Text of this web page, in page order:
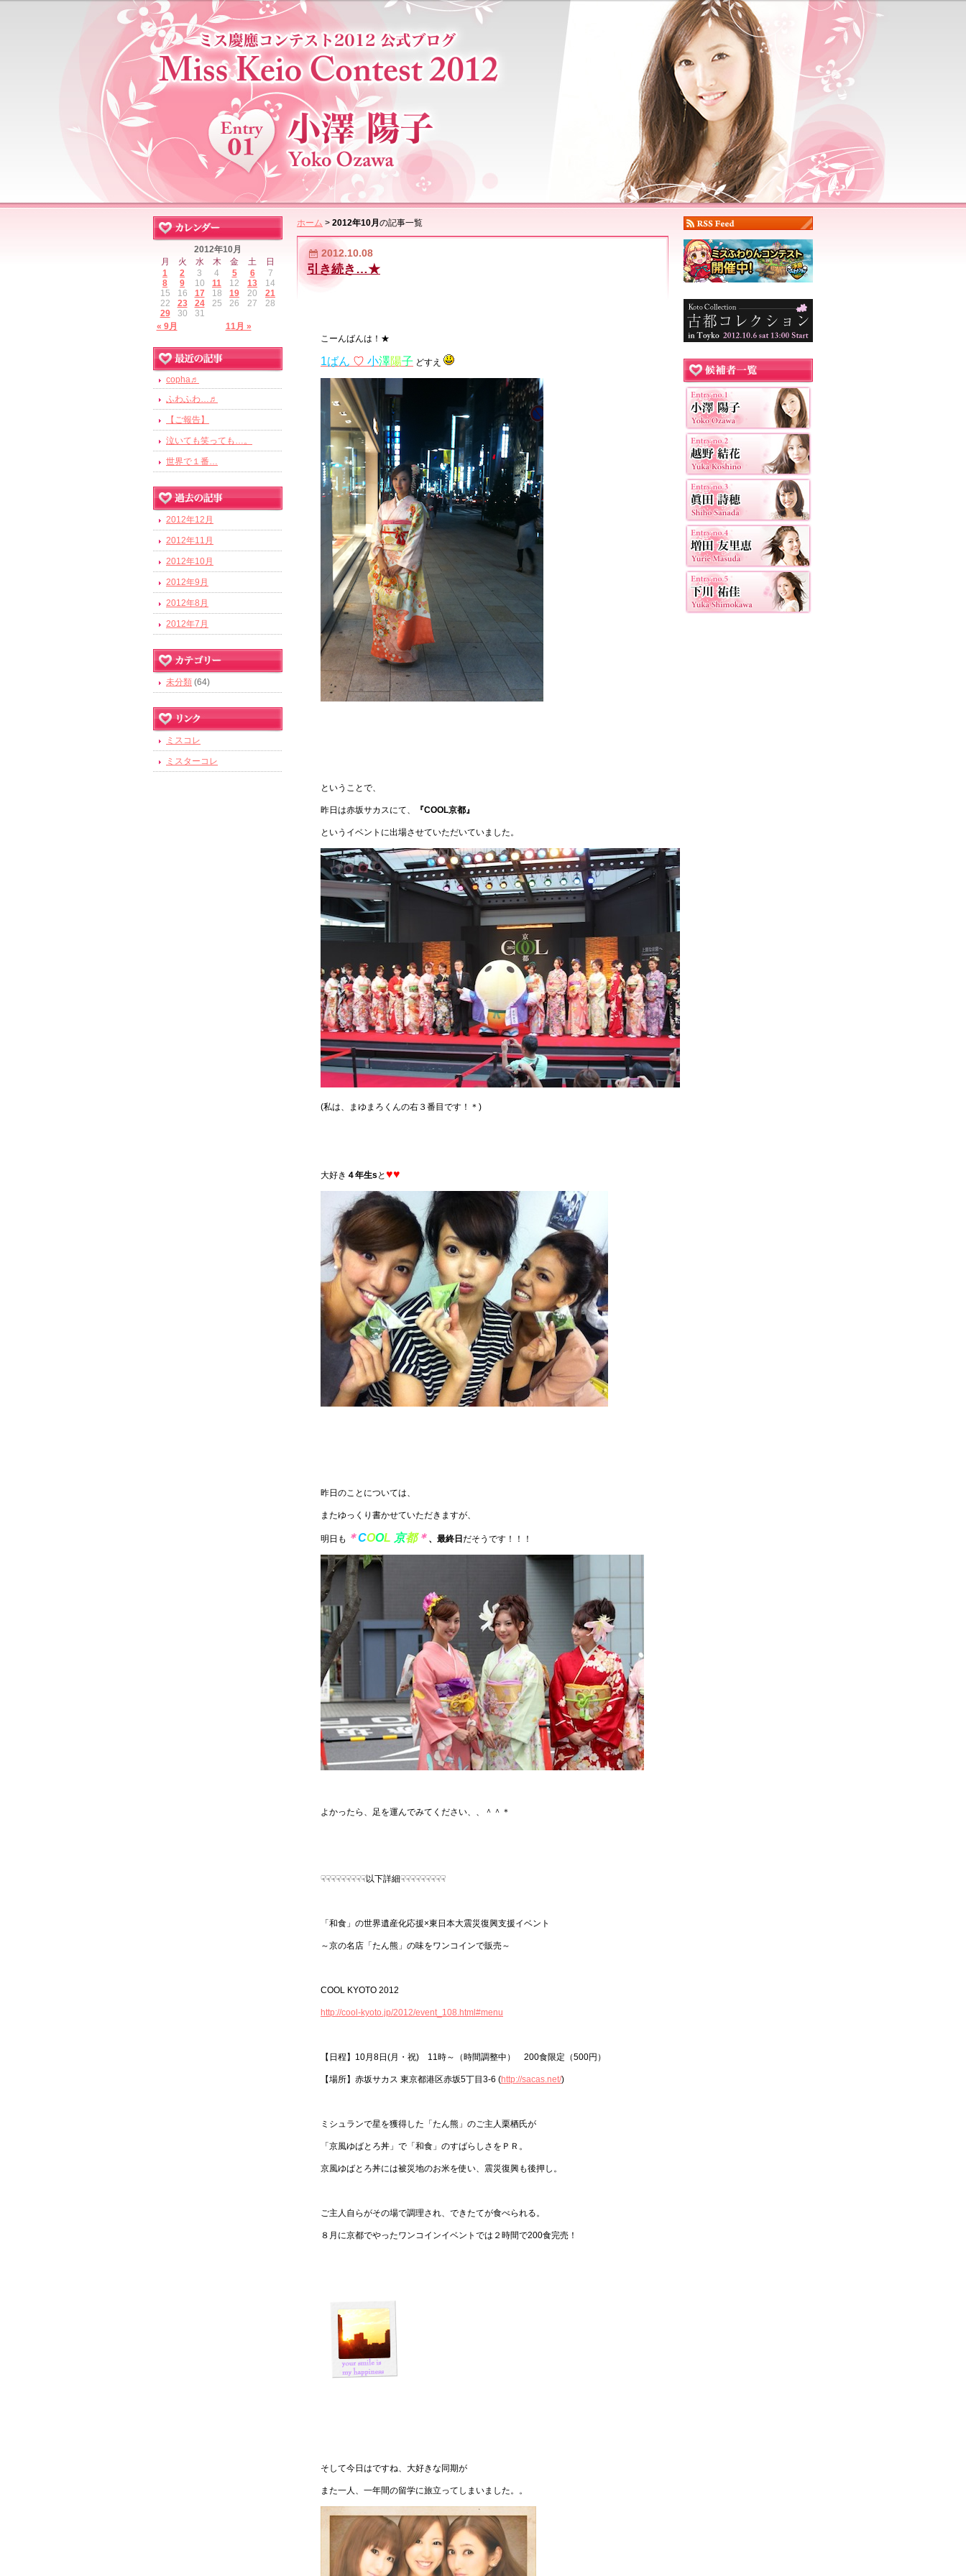
ホーム > 2012年10月 の記事一覧
2012.10.08
引き続き…★
こーんばんは！★
1ばん ♡ 小澤陽子 どすえ
ということで、
昨日は赤坂サカスにて、 『COOL京都』
というイベントに出場させていただいていました。
(私は、まゆまろくんの右３番目です！＊)
大好き ４年生s と♥♥
昨日のことについては、
またゆっくり書かせていただきますが、
明日も ＊COOL 京都＊ 、 最終日 だそうです！！！
よかったら、足を運んでみてください、、＾＾＊
☟☟☟☟☟☟☟☟☟以下詳細☟☟☟☟☟☟☟☟☟
「和食」の世界遺産化応援×東日本大震災復興支援イベント
～京の名店「たん熊」の味をワンコインで販売～
COOL KYOTO 2012
http://cool-kyoto.jp/2012/event_108.html#menu
【日程】10月8日(月・祝) 11時～（時間調整中） 200食限定（500円）
【場所】赤坂サカス 東京都港区赤坂5丁目3-6 (http://sacas.net/)
ミシュランで星を獲得した「たん熊」のご主人栗栖氏が
「京風ゆばとろ丼」で「和食」のすばらしさをＰＲ。
京風ゆばとろ丼には被災地のお米を使い、震災復興も後押し。
ご主人自らがその場で調理され、できたてが食べられる。
８月に京都でやったワンコインイベントでは２時間で200食完売！
そして今日はですね、大好きな同期が
また一人、一年間の留学に旅立ってしまいました。。
2012年10月
月
火 水 木 金 土 日
« 9月 11月 »
1 2 3 4 5 6
7
8
9 10 11 12 13
14
15
16 17 18 19 20
21
22
23 24 25 26 27
28
29
30 31
copha♬
ふわふわ…♬
【ご報告】
泣いても笑っても…。
世界で１番…
2012年12月
2012年11月
2012年10月
2012年9月
2012年8月
2012年7月
未分類 (64)
ミスコレ
ミスターコレ